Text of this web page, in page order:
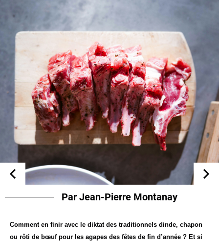
Par Jean-Pierre Montanay
Comment en finir avec le diktat des traditionnels dinde, chapon
ou rôti de bœuf pour les agapes des fêtes de fin d’année ? Et si